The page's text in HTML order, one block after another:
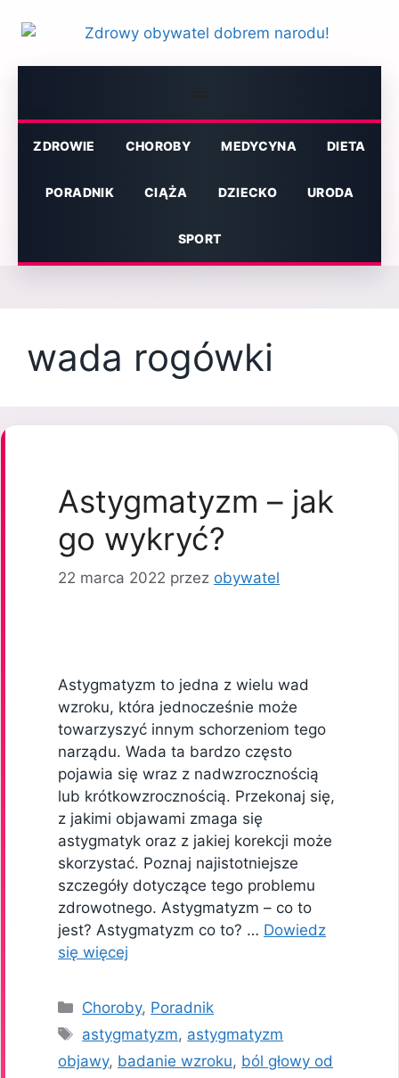
ZDROWIE CHOROBY MEDYCYNA DIETA
PORADNIK CIĄŻA DZIECKO URODA
SPORT
wada rogówki
Astygmatyzm – jak
go wykryć?
22 marca 2022 przez obywatel
Astygmatyzm to jedna z wielu wad
wzroku, która jednocześnie może
towarzyszyć innym schorzeniom tego
narządu. Wada ta bardzo często
pojawia się wraz z nadwzrocznością
lub krótkowzrocznością. Przekonaj się,
z jakimi objawami zmaga się
astygmatyk oraz z jakiej korekcji może
skorzystać. Poznaj najistotniejsze
szczegóły dotyczące tego problemu
zdrowotnego. Astygmatyzm – co to
jest? Astygmatyzm co to? … Dowiedz
się więcej
Kategorie
Choroby, Poradnik
Tagi
astygmatyzm, astygmatyzm
objawy, badanie wzroku, ból głowy od